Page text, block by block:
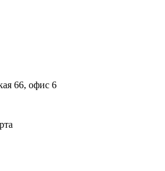
66, офис 6